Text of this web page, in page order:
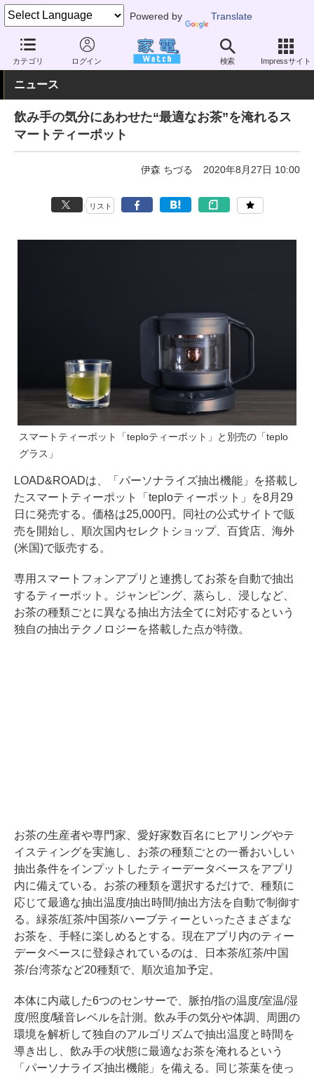
Powered by Translate
カテゴリ ログイン 検索 Impressサイト
家電 Watch その他・家電 雑貨
ニュース
飲み手の気分にあわせた“最適なお茶”を淹れるス
マートティーポット
伊森 ちづる 2020年8月27日 10:00
リスト
スマートティーポット「teploティーポット」と別売の「teplo
グラス」
LOAD&ROADは、「パーソナライズ抽出機能」を搭載し
たスマートティーポット「teploティーポット」を8月29
日に発売する。価格は25,000円。同社の公式サイトで販
売を開始し、順次国内セレクトショップ、百貨店、海外
(米国)で販売する。
専用スマートフォンアプリと連携してお茶を自動で抽出
するティーポット。ジャンピング、蒸らし、浸しなど、
お茶の種類ごとに異なる抽出方法全てに対応するという
独自の抽出テクノロジーを搭載した点が特徴。
お茶の生産者や専門家、愛好家数百名にヒアリングやテ
イスティングを実施し、お茶の種類ごとの一番おいしい
抽出条件をインプットしたティーデータベースをアプリ
内に備えている。お茶の種類を選択するだけで、種類に
応じて最適な抽出温度/抽出時間/抽出方法を自動で制御す
る。緑茶/紅茶/中国茶/ハーブティーといったさまざまな
お茶を、手軽に楽しめるとする。現在アプリ内のティー
データベースに登録されているのは、日本茶/紅茶/中国
茶/台湾茶など20種類で、順次追加予定。
本体に内蔵した6つのセンサーで、脈拍/指の温度/室温/湿
度/照度/騒音レベルを計測。飲み手の気分や体調、周囲の
環境を解析して独自のアルゴリズムで抽出温度と時間を
導き出し、飲み手の状態に最適なお茶を淹れるという
「パーソナライズ抽出機能」を備える。同じ茶葉を使っ